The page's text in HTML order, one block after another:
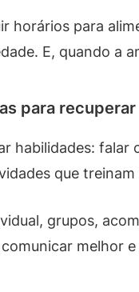
horários para
E, quando a
para
habilidades:
que treinam
grupos,
melhor